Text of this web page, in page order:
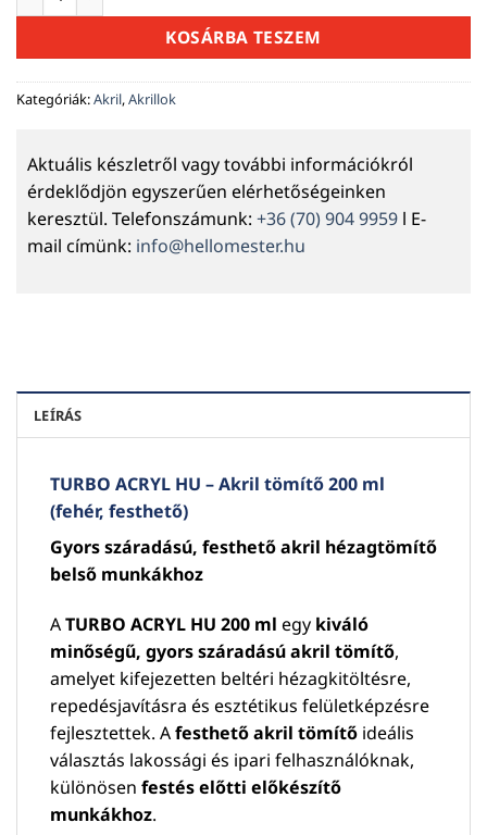
KOSÁRBA TESZEM
Kategóriák:Akril,Akrillok
Aktuális készletről vagy további információkról
érdeklődjön egyszerűen elérhetőségeinken
keresztül. Telefonszámunk: +36 (70) 904 9959 l E-
mail címünk: info@hellomester.hu
LEÍRÁS
TURBO ACRYL HU – Akril tömítő 200 ml
(fehér, festhető)
Gyors száradású, festhető akril hézagtömítő
belső munkákhoz
ATURBO ACRYL HU 200 ml egy kiváló
minőségű, gyors száradású akril tömítő,
amelyet kifejezetten beltéri hézagkitöltésre,
repedésjavításra és esztétikus felületképzésre
fejlesztettek. Afesthető akril tömítő ideális
választás lakossági és ipari felhasználóknak,
különösen festés előtti előkészítő
munkákhoz.